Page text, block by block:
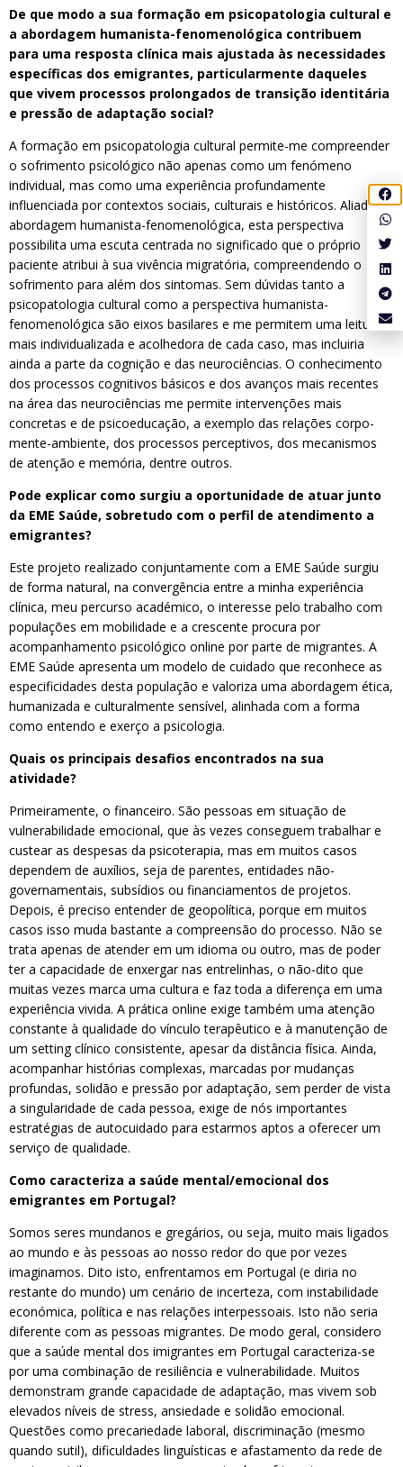
De que modo a sua formação em psicopatologia cultural e
a abordagem humanista-fenomenológica contribuem
para uma resposta clínica mais ajustada às necessidades
específicas dos emigrantes, particularmente daqueles
que vivem processos prolongados de transição identitária
e pressão de adaptação social?
A formação em psicopatologia cultural permite-me compreender
o sofrimento psicológico não apenas como um fenómeno
individual, mas como uma experiência profundamente
influenciada por contextos sociais, culturais e históricos. Aliada à
abordagem humanista-fenomenológica, esta perspectiva
possibilita uma escuta centrada no significado que o próprio
paciente atribui à sua vivência migratória, compreendendo o
sofrimento para além dos sintomas. Sem dúvidas tanto a
psicopatologia cultural como a perspectiva humanista-
fenomenológica são eixos basilares e me permitem uma leitura
mais individualizada e acolhedora de cada caso, mas incluiria
ainda a parte da cognição e das neurociências. O conhecimento
dos processos cognitivos básicos e dos avanços mais recentes
na área das neurociências me permite intervenções mais
concretas e de psicoeducação, a exemplo das relações corpo-
mente-ambiente, dos processos perceptivos, dos mecanismos
de atenção e memória, dentre outros.
Pode explicar como surgiu a oportunidade de atuar junto
da EME Saúde, sobretudo com o perfil de atendimento a
emigrantes?
Este projeto realizado conjuntamente com a EME Saúde surgiu
de forma natural, na convergência entre a minha experiência
clínica, meu percurso académico, o interesse pelo trabalho com
populações em mobilidade e a crescente procura por
acompanhamento psicológico online por parte de migrantes. A
EME Saúde apresenta um modelo de cuidado que reconhece as
especificidades desta população e valoriza uma abordagem ética,
humanizada e culturalmente sensível, alinhada com a forma
como entendo e exerço a psicologia.
Quais os principais desafios encontrados na sua
atividade?
Primeiramente, o financeiro. São pessoas em situação de
vulnerabilidade emocional, que às vezes conseguem trabalhar e
custear as despesas da psicoterapia, mas em muitos casos
dependem de auxílios, seja de parentes, entidades não-
governamentais, subsídios ou financiamentos de projetos.
Depois, é preciso entender de geopolítica, porque em muitos
casos isso muda bastante a compreensão do processo. Não se
trata apenas de atender em um idioma ou outro, mas de poder
ter a capacidade de enxergar nas entrelinhas, o não-dito que
muitas vezes marca uma cultura e faz toda a diferença em uma
experiência vivida. A prática online exige também uma atenção
constante à qualidade do vínculo terapêutico e à manutenção de
um setting clínico consistente, apesar da distância física. Ainda,
acompanhar histórias complexas, marcadas por mudanças
profundas, solidão e pressão por adaptação, sem perder de vista
a singularidade de cada pessoa, exige de nós importantes
estratégias de autocuidado para estarmos aptos a oferecer um
serviço de qualidade.
Como caracteriza a saúde mental/emocional dos
emigrantes em Portugal?
Somos seres mundanos e gregários, ou seja, muito mais ligados
ao mundo e às pessoas ao nosso redor do que por vezes
imaginamos. Dito isto, enfrentamos em Portugal (e diria no
restante do mundo) um cenário de incerteza, com instabilidade
económica, política e nas relações interpessoais. Isto não seria
diferente com as pessoas migrantes. De modo geral, considero
que a saúde mental dos imigrantes em Portugal caracteriza-se
por uma combinação de resiliência e vulnerabilidade. Muitos
demonstram grande capacidade de adaptação, mas vivem sob
elevados níveis de stress, ansiedade e solidão emocional.
Questões como precariedade laboral, discriminação (mesmo
quando sutil), dificuldades linguísticas e afastamento da rede de